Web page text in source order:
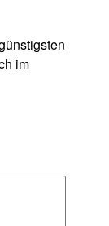
im